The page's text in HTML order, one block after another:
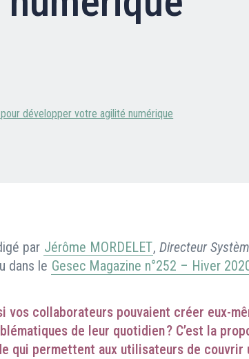
développer votre agilité numérique
par Jérôme MORDELET, Directeur
dans le Gesec Magazine n°252 – Hiver
vos collaborateurs pouvaient créer eux-
de leur quotidien ? C’est la
qui permettent aux utilisateurs de couvrir